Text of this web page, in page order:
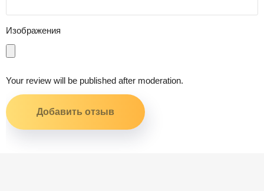
Изображения
Your review will be published after moderation.